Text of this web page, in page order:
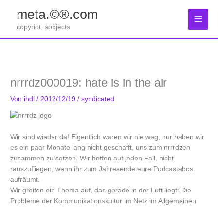
springen
meta.©®.com
copyriot, sobjects
nrrrdz000019: hate is in the air
Von ihdl/ 2012/12/19/syndicated
Wir sind wieder da! Eigentlich waren wir nie weg, nur haben wir
es ein paar Monate lang nicht geschafft, uns zum nrrrdzen
zusammen zu setzen. Wir hoffen auf jeden Fall, nicht
rauszufliegen, wenn ihr zum Jahresende eure Podcastabos
aufräumt.
Wir greifen ein Thema auf, das gerade in der Luft liegt: Die
Probleme der Kommunikationskultur im Netz im Allgemeinen